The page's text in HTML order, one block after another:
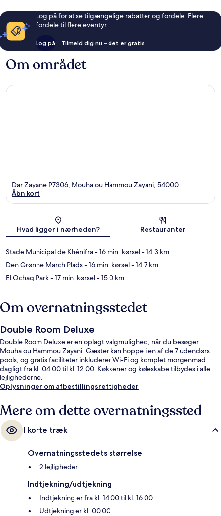
Log på for at se tilgængelige rabatter og fordele. Flere
fordele til flere eventyr.
Log på Tilmeld dig nu – det er gratis
Om området
Dar Zayane P7306, Mouha ou Hammou Zayani, 54000
Åbn kort
Hvad ligger i nærheden? Restauranter
Stade Municipal de Khénifra- 16 min. kørsel- 14.3 km
Den Grønne March Plads- 16 min. kørsel- 14.7 km
El Ochaq Park- 17 min. kørsel- 15.0 km
Om overnatningsstedet
Double Room Deluxe
Double Room Deluxe er en oplagt valgmulighed, når du besøger
Mouha ou Hammou Zayani. Gæster kan hoppe i en af de 7 udendørs
pools, og gratis faciliteter inkluderer Wi-Fi og komplet morgenmad
dagligt fra kl. 04.00 til kl. 12.00. Køkkener og køleskabe tilbydes i alle
lejlighederne.
Oplysninger om afbestillingsrettigheder
Mere om dette overnatningssted
I korte træk
Overnatningsstedets størrelse
2 lejligheder
Indtjekning/udtjekning
Indtjekning er fra kl. 14.00 til kl. 16.00
Udtjekning er kl. 00.00